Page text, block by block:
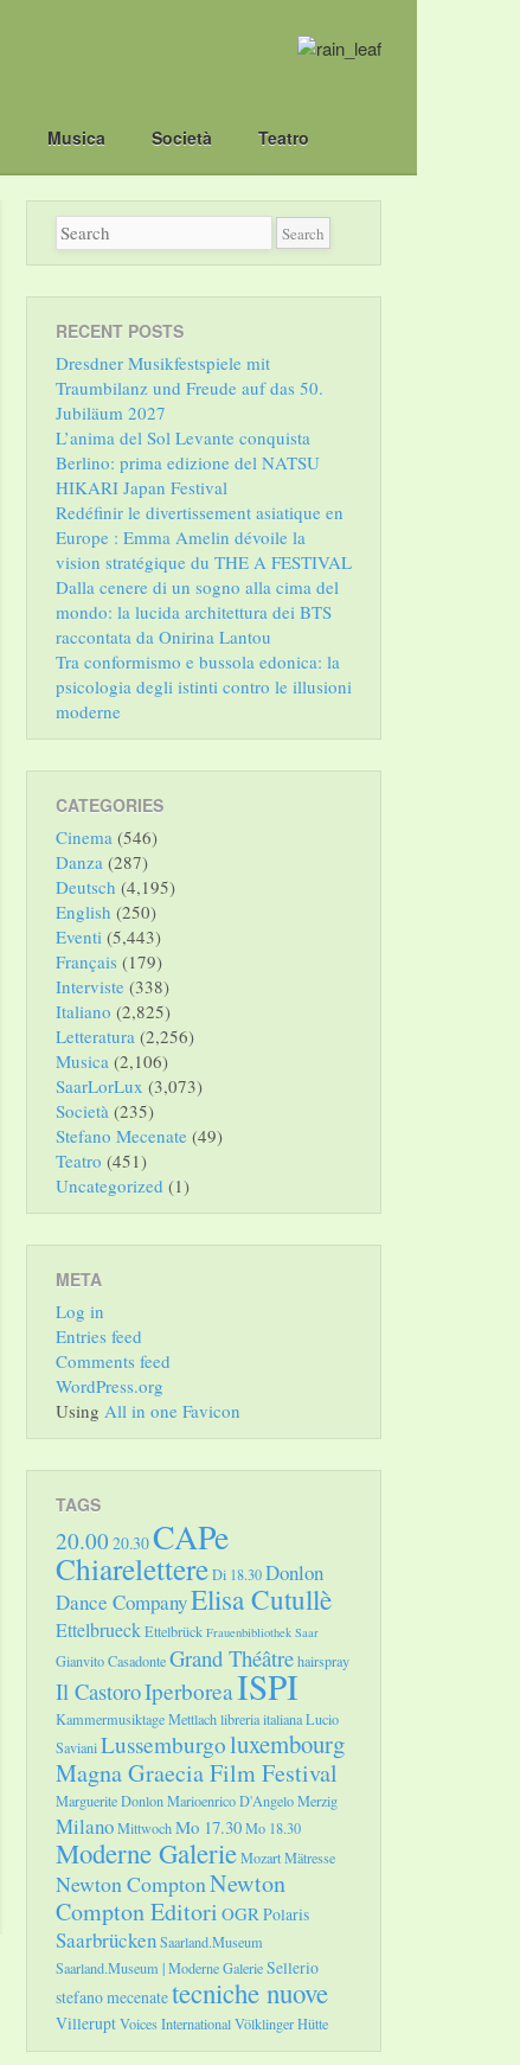
Musica Società Teatro
RECENT POSTS
Dresdner Musikfestspiele mit
Traumbilanz und Freude auf das 50.
Jubiläum 2027
L’anima del Sol Levante conquista
Berlino: prima edizione del NATSU
HIKARI Japan Festival
Redéfinir le divertissement asiatique en
Europe : Emma Amelin dévoile la
vision stratégique du THE A FESTIVAL
Dalla cenere di un sogno alla cima del
mondo: la lucida architettura dei BTS
raccontata da Onirina Lantou
Tra conformismo e bussola edonica: la
psicologia degli istinti contro le illusioni
moderne
CATEGORIES
Cinema (546)
Danza (287)
Deutsch (4,195)
English (250)
Eventi (5,443)
Français (179)
Interviste (338)
Italiano (2,825)
Letteratura (2,256)
Musica (2,106)
SaarLorLux (3,073)
Società (235)
Stefano Mecenate (49)
Teatro (451)
Uncategorized (1)
META
Log in
Entries feed
Comments feed
WordPress.org
Using All in one Favicon
TAGS
20.00 20.30CAPe
ChiarelettereDi 18.30Donlon
Dance CompanyElisa Cutullè
EttelbrueckEttelbrück Frauenbibliothek Saar
Gianvito CasadonteGrand Théâtrehairspray
Il CastoroIperboreaISPI
Kammermusiktage Mettlachlibreria italianaLucio
SavianiLussemburgoluxembourg
Magna Graecia Film Festival
Marguerite DonlonMarioenrico D'AngeloMerzig
MilanoMittwochMo 17.30Mo 18.30
Moderne GalerieMozartMätresse
Newton ComptonNewton
Compton Editori OGRPolaris
SaarbrückenSaarland.Museum
Saarland.Museum | Moderne GalerieSellerio
stefano mecenatetecniche nuove
VilleruptVoices InternationalVölklinger Hütte